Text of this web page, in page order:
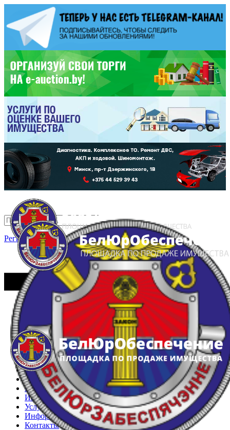
Регистрация Вход
Главная
Арестованное имущество
Реестр несостоявшихся торгов
Реестр переоценок
Частное имущество
Государственное имущество
Интернет-магазин
Интернет-витрина
Услуги
Информация
Контакты